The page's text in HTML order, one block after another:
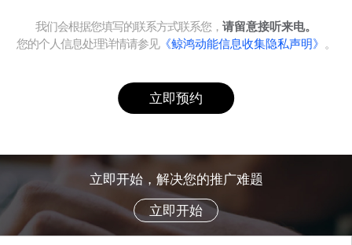
我们会根据您填写的联系方式联系您， 请留意接听来电。
您的个人信息处理详情请参见《鲸鸿动能信息收集隐私声明》 。
立即预约
立即开始，解决您的推广难题
立即开始